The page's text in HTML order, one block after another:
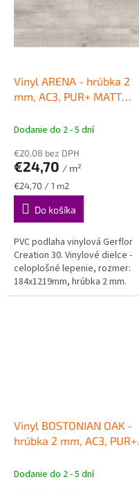
Vinyl ARENA - hrúbka 2
mm, AC3, PUR+ MATT
Gerflor
Dodanie do 2 - 5 dní
€20,08 bez DPH
€24,70 / m²
Jednotková
cena:
€24,70 / 1 m2
Do košíka
PVC podlaha vinylová Gerflor
Creation 30. Vinylové dielce -
celoplošné lepenie, rozmer:
184x1219mm, hrúbka 2 mm.
Vinyl BOSTONIAN OAK -
hrúbka 2 mm, AC3, PUR+
Gerflor
Dodanie do 2 - 5 dní